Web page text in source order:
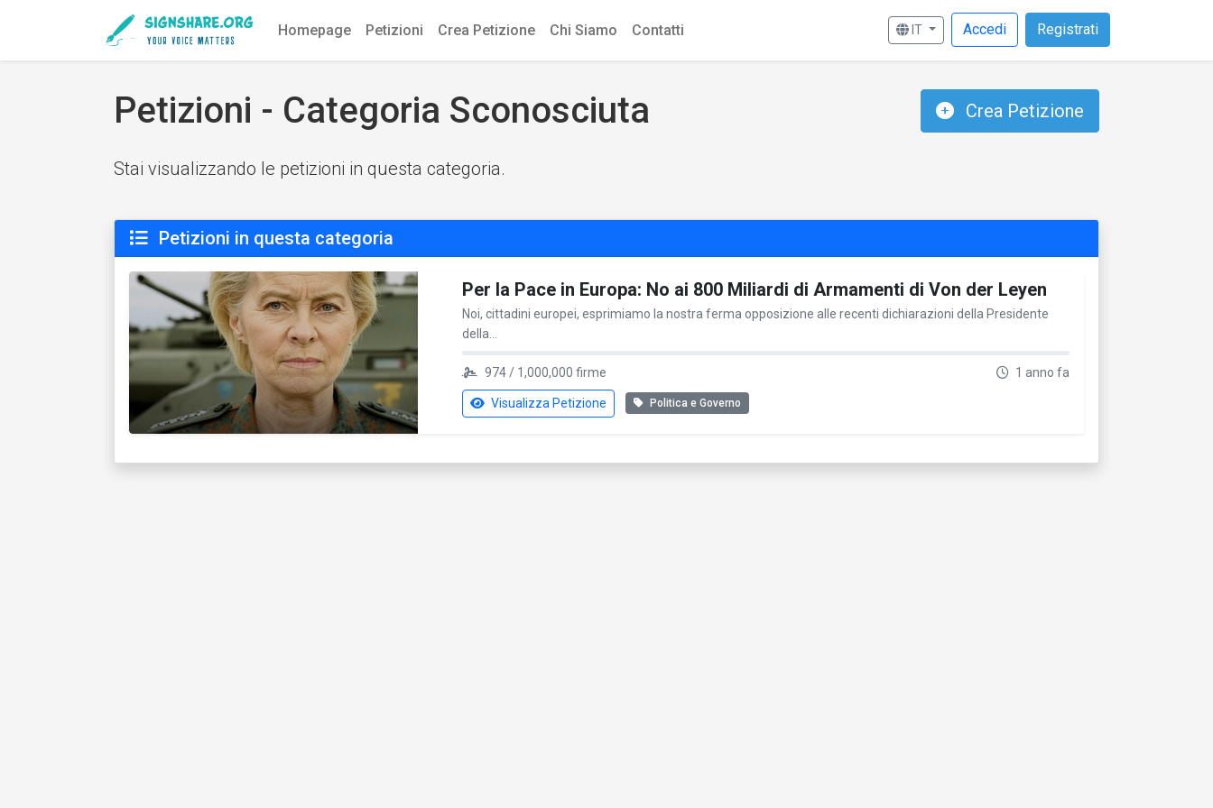
Homepage Petizioni Crea Petizione Chi Siamo Contatti IT Accedi Registrati
Petizioni - Categoria Sconosciuta
Stai visualizzando le petizioni in questa categoria.
Crea Petizione
Petizioni in questa categoria
Per la Pace in Europa: No ai 800 Miliardi di Armamenti di Von der Leyen
Noi, cittadini europei, esprimiamo la nostra ferma opposizione alle recenti dichiarazioni della Presidente
della...
974 / 1,000,000 firme 1 anno fa
Visualizza Petizione Politica e Governo